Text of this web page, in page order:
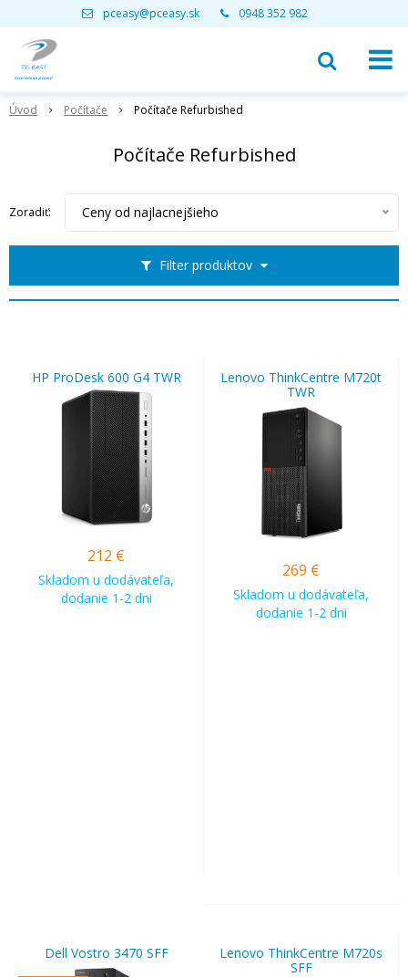
pceasy@pceasy.sk 0948 352 982
Úvod Počítače Počítače Refurbished
Počítače Refurbished
Filter produktov
Zoradiť: Ceny od najlacnejšieho
HP ProDesk 600 G4 TWR
212 €
Skladom u dodávateľa,
dodanie 1-2 dni
Lenovo ThinkCentre M720t
TWR
269 €
Skladom u dodávateľa,
dodanie 1-2 dni
Dell Vostro 3470 SFF
Lenovo ThinkCentre M720s
SFF